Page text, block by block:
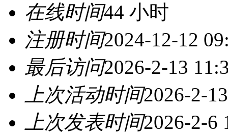
在线时间44 小时
注册时间2024-12-12
最后访问2026-2-13
上次活动时间2026-2-
上次发表时间2026-2-6